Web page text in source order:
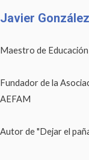
Javier González
Maestro de
Fundador de la
AEFAM
Autor de "Dejar el